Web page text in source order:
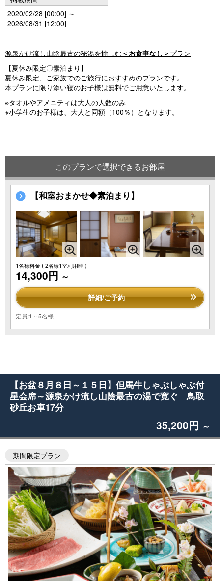
2020/02/28 [00:00] ～
2026/08/31 [12:00]
源泉かけ流し山陰最古の秘湯を愉しむ＜お食事なし＞ プラン
【夏休み限定〇素泊まり】
夏休み限定、ご家族でのご旅行におすすめのプランです。
本プランに限り添い寝のお子様は無料でご用意いたします。
※タオルやアメニティは大人の人数のみ
※小学生のお子様は、大人と同額（100％）となります。
このプランで選択できるお部屋
【和室おまかせ◆素泊まり】
1名様料金( 2名様1室利用時 )
14,300円 ～
詳細/ご予約
定員:1～5名様
【お盆８月８日～１５日】但馬牛しゃぶしゃぶ付
星会席～源泉かけ流し山陰最古の湯で寛ぐ 鳥取
砂丘お車17分
35,200円 ～
期間限定プラン